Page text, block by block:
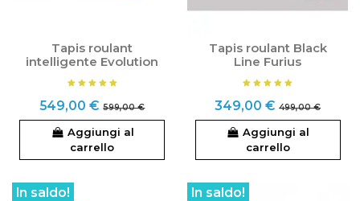
Tapis roulant
intelligente Evolution
549,00 € 599,00 €
Aggiungi al
carrello
Tapis roulant Black
Line Furius
349,00 € 499,00 €
Aggiungi al
carrello
In saldo!
In saldo!